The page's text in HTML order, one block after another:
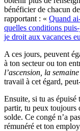
bénéficier de chacun
rapportant : « Quand
quelles conditions
je droit aux vacances
A ces jours, peuvent
à ton secteur ou ton
l’ascension, la
travail à cet égard,
Ensuite, si tu as épuisé
partir, tu peux toujours
solde. Ce congé n’a
rémunéré et ton